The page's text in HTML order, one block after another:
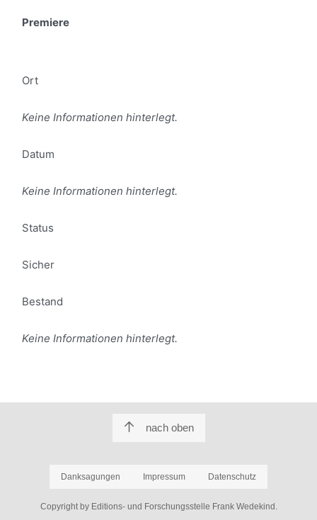
Premiere
Ort
Keine Informationen hinterlegt.
Datum
Keine Informationen hinterlegt.
Status
Sicher
Bestand
Keine Informationen hinterlegt.
nach oben
Danksagungen Impressum Datenschutz
Copyright by Editions- und Forschungsstelle Frank Wedekind.